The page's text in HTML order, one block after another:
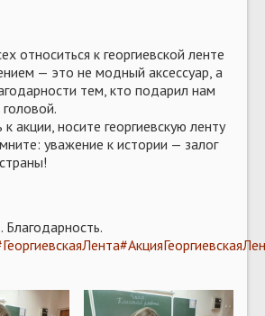
относиться к георгиевской ленте
— это не модный аксессуар, а
тем, кто подарил нам
акции, носите георгиевскую ленту
уважение к истории — залог
Благодарность.